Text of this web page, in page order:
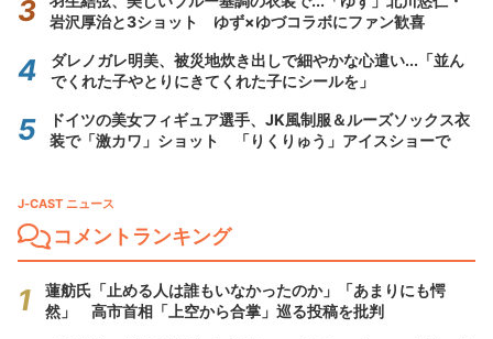
岩沢厚治と3ショット ゆず×ゆづコラボにファン歓喜
ダレノガレ明美、被災地炊き出しで細やかな心遣い...「並ん
でくれた子やとりにきてくれた子にシールを」
ドイツの美女フィギュア選手、JK風制服＆ルーズソックス衣
装で「激カワ」ショット 「りくりゅう」アイスショーで
J-CAST ニュース
コメントランキング
蓮舫氏「止める人は誰もいなかったのか」「あまりにも愕
然」 高市首相「上空から合掌」巡る投稿を批判